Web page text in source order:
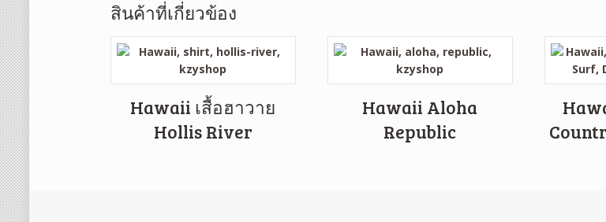
สินค้าที่เกี่ยวข้อง
Hawaii เสื้อฮาวาย
Hollis River
Hawaii Aloha
Republic